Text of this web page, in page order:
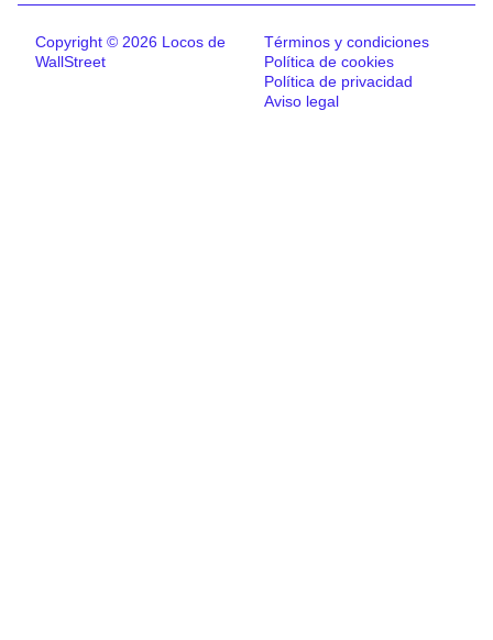
Copyright © 2026 Locos de
WallStreet
Términos y condiciones
Política de cookies
Política de privacidad
Aviso legal